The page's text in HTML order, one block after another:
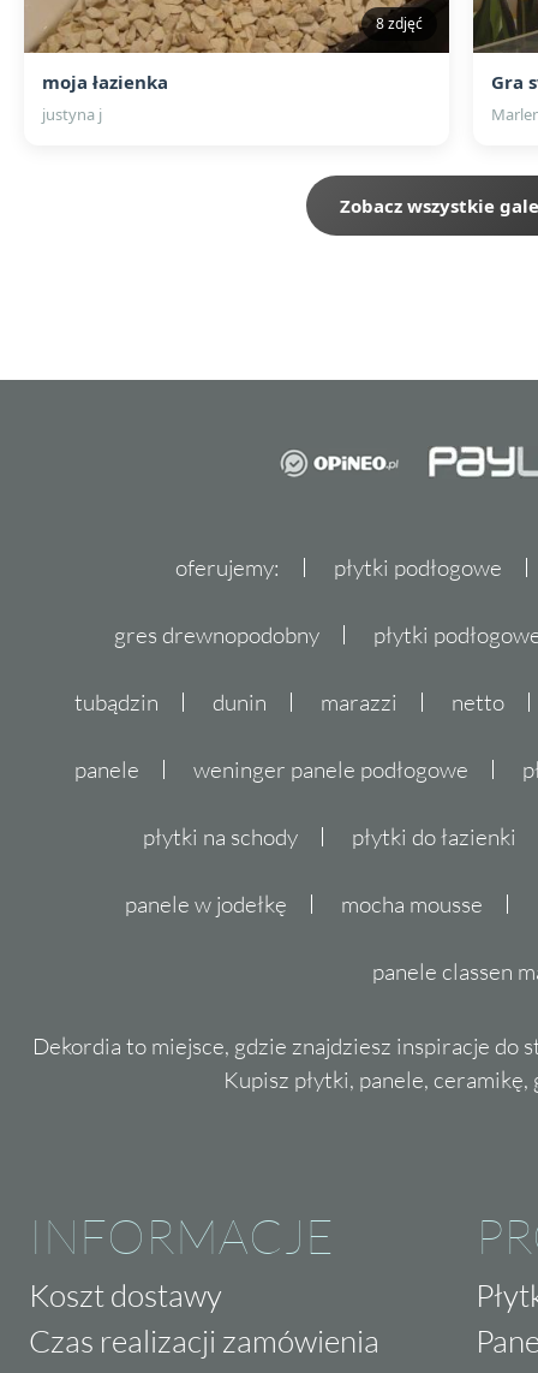
8 zdjęć
moja łazienka
justyna j
Gra
Zobacz wszystkie
oferujemy: płytki podłogowe
gres drewnopodobny płytki
tubądzin dunin marazzi netto
panele weninger panele podłogowe
płytki na schody płytki do łazienki
panele w jodełkę mocha mousse
panele classen
Dekordia to miejsce, gdzie znajdziesz inspiracje do
Kupisz płytki, panele,
INFORMACJE
Koszt dostawy
Czas realizacji zamówienia